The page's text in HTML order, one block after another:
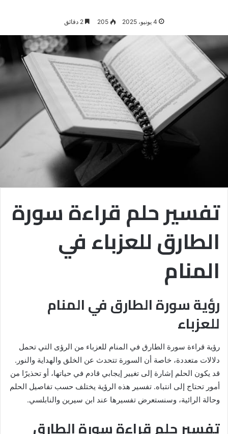
4 يونيو، 2025 205
تفسير حلم قراءة سورة
الطارق للعزباء في
المنام
رؤية سورة الطارق في المنام
للعزباء
رؤية قراءة سورة الطارق في المنام للعزباء من الرؤى التي تحمل
دلالات متعددة، خاصة أن السورة تتحدث عن الخلق والهداية والنور.
قد يكون الحلم إشارة إلى تغيير إيجابي قادم في حياتها، أو تحذيرًا من
أمور تحتاج إلى انتباه. تفسير هذه الرؤية يختلف حسب تفاصيل الحلم
وحالة الرائية، وسنستعرض تفسيرها عند ابن سيرين والنابلسي.
تفسير حلم قراءة سورة الطارق